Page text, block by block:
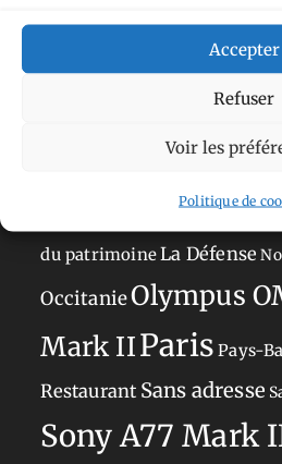
Accepter
Refuser
Voir les
Politique de
Aimez-vous bordel
Anti tourisme
du patrimoineLa Défense
OccitanieOlympus
Mark IIParis Pays-
Restaurant Sans adresse
Sony A77 Mark